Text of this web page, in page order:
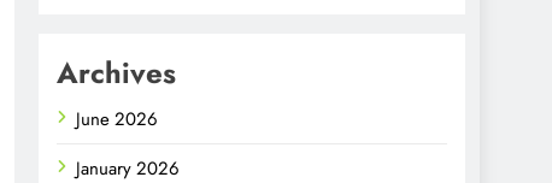
Archives
June 2026
January 2026